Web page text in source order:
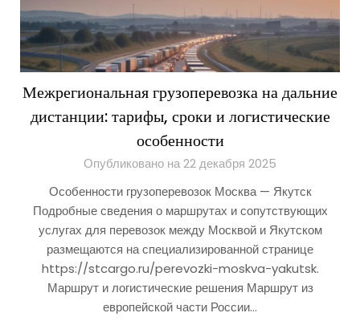
Межрегиональная грузоперевозка на дальние
дистанции: тарифы, сроки и логистические
особенности
Опубликовано на 22 декабря 2025
Особенности грузоперевозок Москва — Якутск
Подробные сведения о маршрутах и сопутствующих
услугах для перевозок между Москвой и Якутском
размещаются на специализированной странице
https://stcargo.ru/perevozki-moskva-yakutsk.
Маршрут и логистические решения Маршрут из
европейской части России…